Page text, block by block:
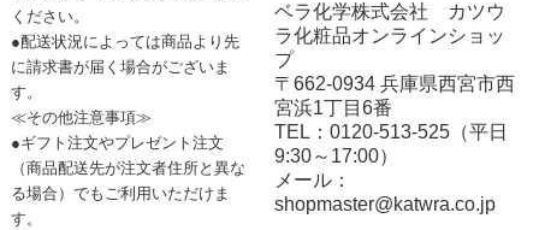
ください。
●配送状況によっては商品より先
に請求書が届く場合がございま
す。
≪その他注意事項≫
●ギフト注文やプレゼント注文
（商品配送先が注文者住所と異な
る場合）でもご利用いただけま
す。
ベラ化学株式会社 カツウ
ラ化粧品オンラインショッ
プ
〒662-0934 兵庫県西宮市西
宮浜1丁目6番
TEL：0120-513-525（平日
9:30～17:00）
メール：
shopmaster@katwra.co.jp